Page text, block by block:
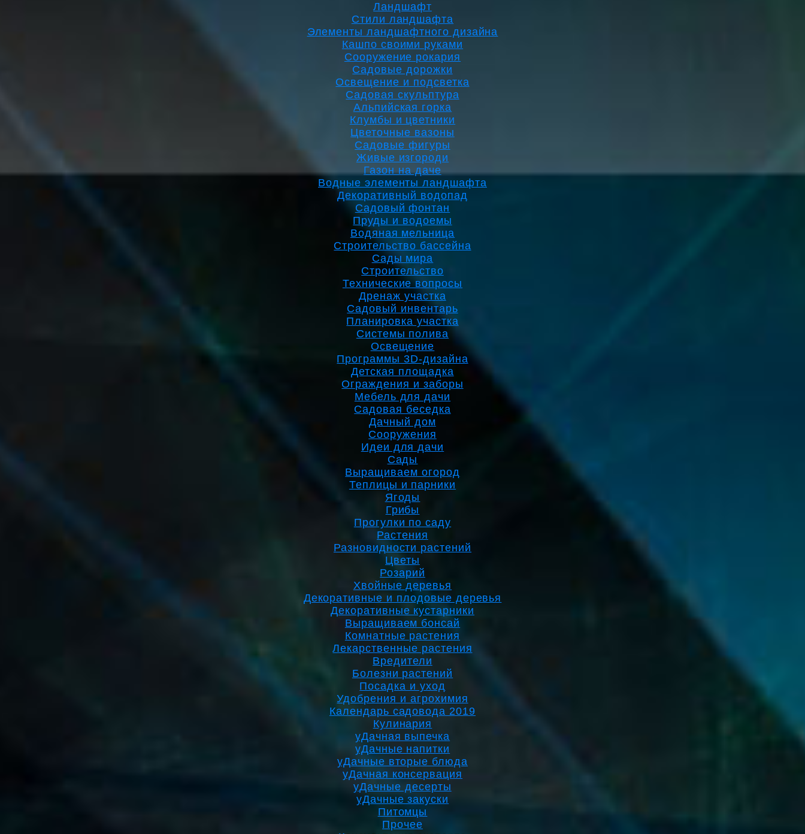
Ландшафт
Стили ландшафта
Элементы ландшафтного дизайна
Кашпо своими руками
Сооружение рокария
Садовые дорожки
Освещение и подсветка
Садовая скульптура
Альпийская горка
Клумбы и цветники
Цветочные вазоны
Садовые фигуры
Живые изгороди
Газон на даче
Водные элементы ландшафта
Декоративный водопад
Садовый фонтан
Пруды и водоемы
Водяная мельница
Строительство бассейна
Сады мира
Строительство
Технические вопросы
Дренаж участка
Садовый инвентарь
Планировка участка
Системы полива
Освещение
Программы 3D-дизайна
Детская площадка
Ограждения и заборы
Мебель для дачи
Садовая беседка
Дачный дом
Сооружения
Идеи для дачи
Сады
Выращиваем огород
Теплицы и парники
Ягоды
Грибы
Прогулки по саду
Растения
Разновидности растений
Цветы
Розарий
Хвойные деревья
Декоративные и плодовые деревья
Декоративные кустарники
Выращиваем бонсай
Комнатные растения
Лекарственные растения
Вредители
Болезни растений
Посадка и уход
Удобрения и агрохимия
Календарь садовода 2019
Кулинария
уДачная выпечка
уДачные напитки
уДачные вторые блюда
уДачная консервация
уДачные десерты
уДачные закуски
Питомцы
Прочее